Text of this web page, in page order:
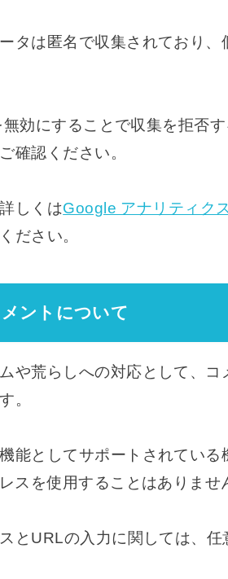
タは匿名で収集されており、
効にすることで収集を拒否
確認ください。
しくはGoogle アナリティク
ださい。
ントについて
や荒らしへの対応として、
。
能としてサポートされてい
スを使用することはありませ
とURLの入力に関しては、任